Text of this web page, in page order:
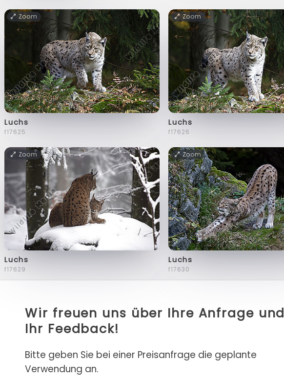
Zoom
Luchs
f17625
Zoom
Luchs
f17626
Zoom
Luchs
f17629
Zoom
Luchs
f17630
Wir freuen uns über Ihre Anfrage und
Ihr Feedback!
Bitte geben Sie bei einer Preisanfrage die geplante
Verwendung an.